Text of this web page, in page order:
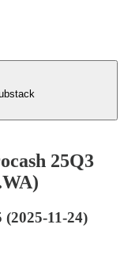
25Q3
(2025-11-24)